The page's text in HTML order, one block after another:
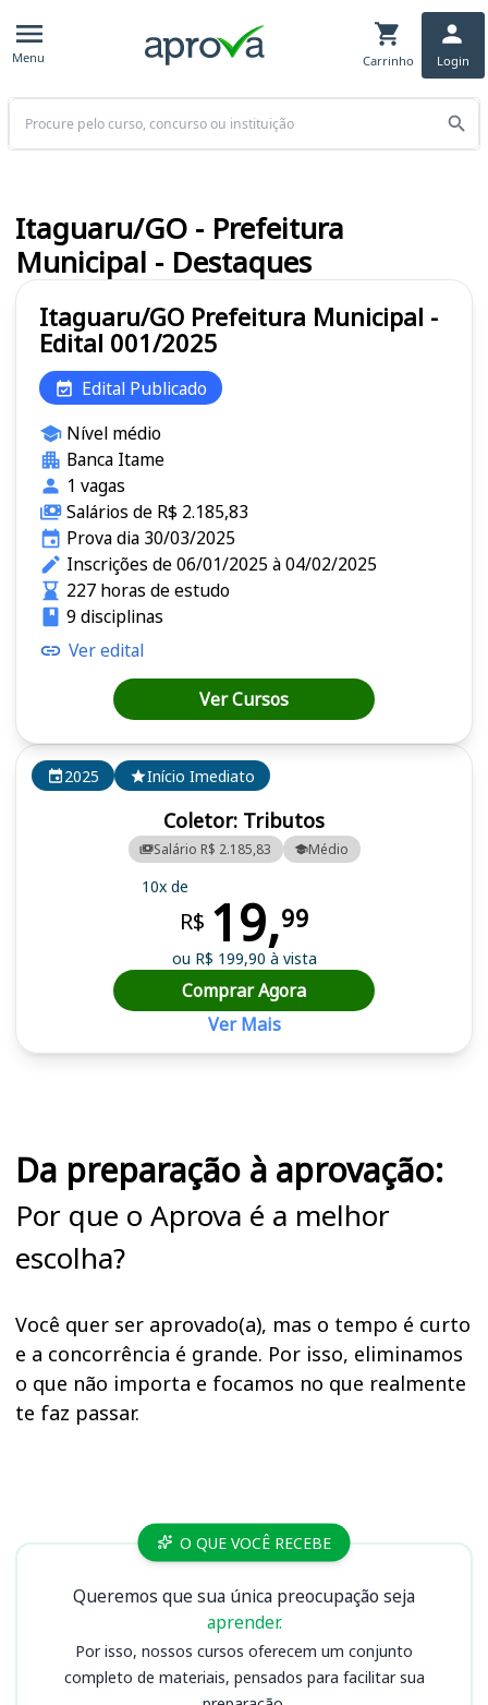
Menu Carrinho Login
Buscar
2025 Início Imediato
Coletor: Tributos
Salário R$ 2.185,83 Médio
10x de
R$ 19,99
ou R$ 199,90 à vista
Comprar Agora
Ver Mais
Itaguaru/GO Prefeitura Municipal -
Edital 001/2025
Edital Publicado
Nível médio
Banca Itame
1 vagas
Salários de R$ 2.185,83
Prova dia 30/03/2025
Inscrições de 06/01/2025 à 04/02/2025
227 horas de estudo
9 disciplinas
Ver edital
Ver Cursos
Itaguaru/GO - Prefeitura
Municipal - Destaques
Da preparação à aprovação:
Por que o Aprova é a melhor
escolha?
Você quer ser aprovado(a), mas o tempo é curto
e a concorrência é grande. Por isso, eliminamos
o que não importa e focamos no que realmente
te faz passar.
Cursos O QUE VOCÊ RECEBE
Queremos que sua única preocupação seja
aprender.
Por isso, nossos cursos oferecem um conjunto
completo de materiais, pensados para facilitar sua